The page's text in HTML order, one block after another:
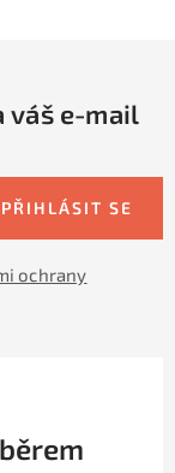
váš e-mail
ochrany
PŘIHLÁSIT SE